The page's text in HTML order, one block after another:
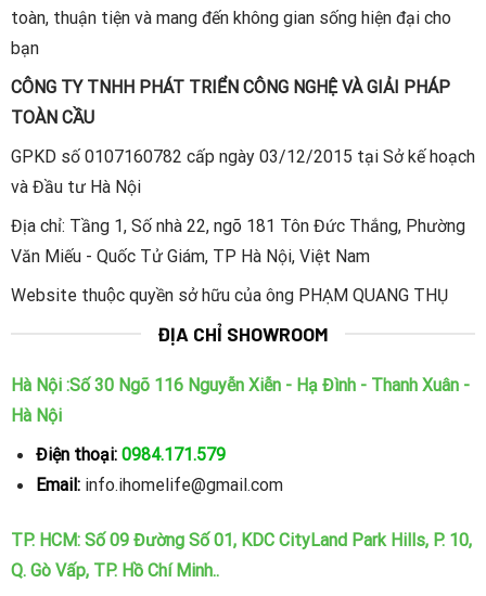
2 – Tích hợp nhiều tính năng thông minh
Khóa vân tay kéo đẩy Kaadas 6001 tích hợp nhiều
tính năng thông minh, an toàn và thuận tiện trong
– Mã số ảo: Mã số vẫn là công nghệ bảo mật an
toàn nhất hiện nay. Sự an toàn ấy còn được nâng
toàn, thuận tiện và mang đến không gian sống hiện đại cho
bạn
CÔNG TY TNHH PHÁT TRIỂN CÔNG NGHỆ VÀ GIẢI PHÁP
TOÀN CẦU
GPKD số 0107160782 cấp ngày 03/12/2015 tại Sở kế hoạch
và Đầu tư Hà Nội
Địa chỉ: Tầng 1, Số nhà 22, ngõ 181 Tôn Đức Thắng, Phường
Văn Miếu - Quốc Tử Giám, TP Hà Nội, Việt Nam
Website thuộc quyền sở hữu của ông PHẠM QUANG THỤ
ĐỊA CHỈ SHOWROOM
Hà Nội :Số 30 Ngõ 116 Nguyễn Xiễn - Hạ Đình - Thanh Xuân -
Hà Nội
Điện thoại: 0984.171.579
Email: info.ihomelife@gmail.com
TP. HCM: Số 09 Đường Số 01, KDC CityLand Park Hills, P. 10,
Q. Gò Vấp, TP. Hồ Chí Minh..